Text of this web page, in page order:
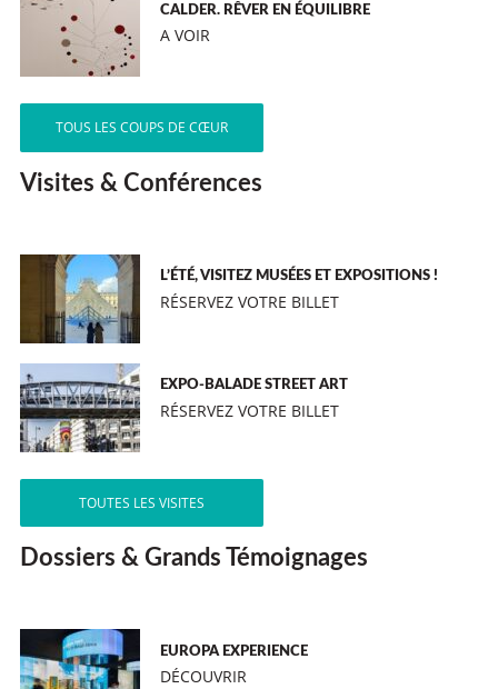
CALDER. RÊVER EN ÉQUILIBRE
A VOIR
TOUS LES COUPS DE CŒUR
Visites & Conférences
L’ÉTÉ, VISITEZ MUSÉES ET EXPOSITIONS !
RÉSERVEZ VOTRE BILLET
EXPO-BALADE STREET ART
RÉSERVEZ VOTRE BILLET
TOUTES LES VISITES
Dossiers & Grands Témoignages
EUROPA EXPERIENCE
DÉCOUVRIR